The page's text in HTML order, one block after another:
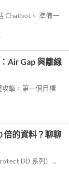
Chatbot。 準備一
Air Gap 與離線
擊，第一個目標
倍的資料？聊聊
DD 系列）...